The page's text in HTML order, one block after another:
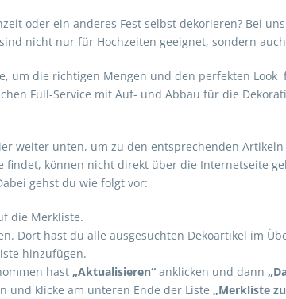
oder ein anderes Fest selbst dekorieren? Bei
nicht nur für Hochzeiten geeignet, sondern
um die richtigen Mengen und den perfekten Look
Full-Service mit Auf- und Abbau für die
weiter unten, um zu den entsprechenden Artikeln
findet, können nicht direkt über die Internetseite
gehst du wie folgt vor:
die Merkliste.
Dort hast du alle ausgesuchten Dekoartikel im
hinzufügen.
hast „Aktualisieren“ anklicken und dann
und klicke am unteren Ende der Liste „Merkliste